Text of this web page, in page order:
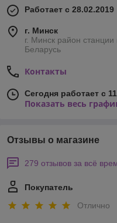
Работает с 28.02.2019
г. Минск
г. Минск район
Беларусь
Контакты
Сегодня работает с
Показать весь
Отзывы о магазине
279 отзывов за всё
Покупатель
Отлично